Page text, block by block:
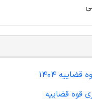
1404
قوه قضاییه